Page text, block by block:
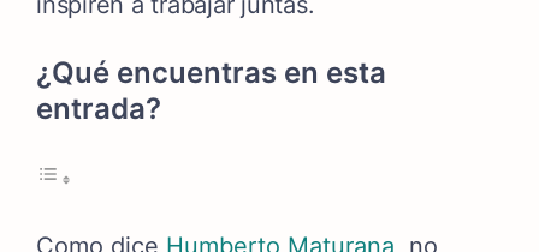
¿Qué encuentras en esta
entrada?
Como dice Humberto Maturana, no